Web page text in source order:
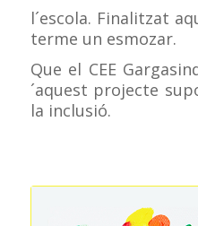
l´escola. Finalitzat
terme un esmozar.
Que el CEE
´aquest projecte
la inclusió.